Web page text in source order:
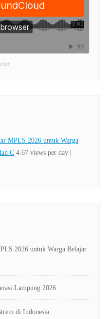
2026 untuk Warga Belajar
Lampung 2026
di Indonesia